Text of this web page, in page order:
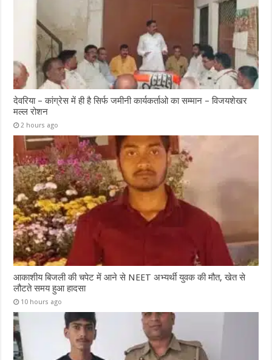
देवरिया – कांग्रेस में ही है सिर्फ जमीनी कार्यकर्ताओ का सम्मान – विजयशेखर
मल्ल रोशन
2 hours ago
आकाशीय बिजली की चपेट में आने से NEET अभ्यर्थी युवक की मौत, खेत से
लौटते समय हुआ हादसा
10 hours ago